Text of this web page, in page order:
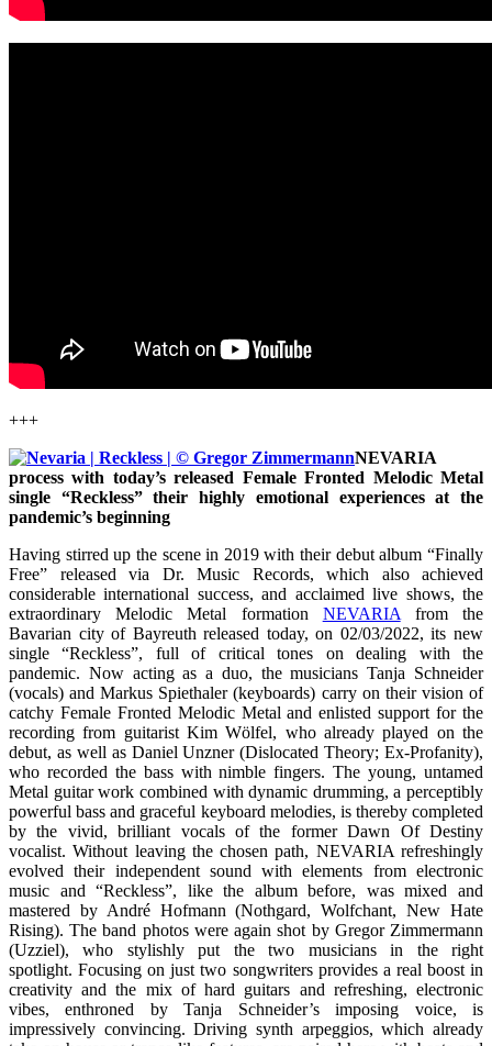
+++
NEVARIA
process with today’s released Female Fronted Melodic Metal
single “Reckless” their highly emotional experiences at the
pandemic’s beginning
Having stirred up the scene in 2019 with their debut album “Finally
Free” released via Dr. Music Records, which also achieved
considerable international success, and acclaimed live shows, the
extraordinary Melodic Metal formation NEVARIAfrom the
Bavarian city of Bayreuth released today, on 02/03/2022, its new
single “Reckless”, full of critical tones on dealing with the
pandemic. Now acting as a duo, the musicians Tanja Schneider
(vocals) and Markus Spiethaler (keyboards) carry on their vision of
catchy Female Fronted Melodic Metal and enlisted support for the
recording from guitarist Kim Wölfel, who already played on the
debut, as well as Daniel Unzner (Dislocated Theory; Ex-Profanity),
who recorded the bass with nimble fingers. The young, untamed
Metal guitar work combined with dynamic drumming, a perceptibly
powerful bass and graceful keyboard melodies, is thereby completed
by the vivid, brilliant vocals of the former Dawn Of Destiny
vocalist. Without leaving the chosen path, NEVARIA refreshingly
evolved their independent sound with elements from electronic
music and “Reckless”, like the album before, was mixed and
mastered by André Hofmann (Nothgard, Wolfchant, New Hate
Rising). The band photos were again shot by Gregor Zimmermann
(Uzziel), who stylishly put the two musicians in the right
spotlight. Focusing on just two songwriters provides a real boost in
creativity and the mix of hard guitars and refreshing, electronic
vibes, enthroned by Tanja Schneider’s imposing voice, is
impressively convincing. Driving synth arpeggios, which already